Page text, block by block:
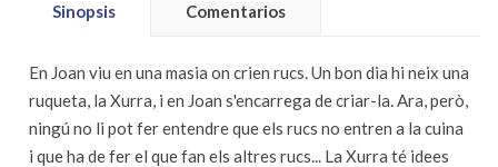
Sinopsis Comentarios
En Joan viu en una masia on crien rucs. Un bon dia hi neix una
ruqueta, la Xurra, i en Joan s'encarrega de criar-la. Ara, però,
ningú no li pot fer entendre que els rucs no entren a la cuina
i que ha de fer el que fan els altres rucs... La Xurra té idees